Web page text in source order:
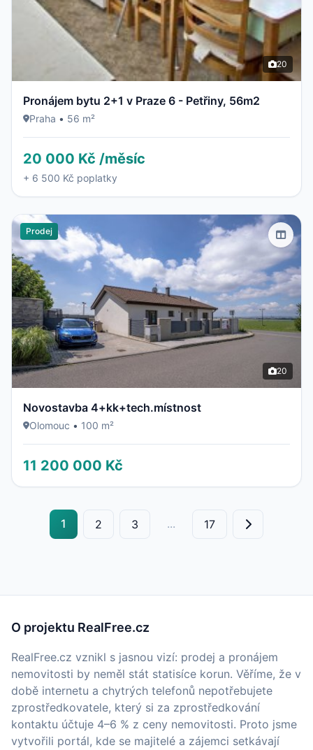
20
Pronájem bytu 2+1 v Praze 6 - Petřiny, 56m2
Praha • 56 m²
20 000 Kč /měsíc
+ 6 500 Kč poplatky
Prodej
20
Novostavba 4+kk+tech.místnost
Olomouc • 100 m²
11 200 000 Kč
1 2 3 ... 17
O projektu RealFree.cz
RealFree.cz vznikl s jasnou vizí: prodej a pronájem
nemovitosti by neměl stát statisíce korun. Věříme, že v
době internetu a chytrých telefonů nepotřebujete
zprostředkovatele, který si za zprostředkování
kontaktu účtuje 4–6 % z ceny nemovitosti. Proto jsme
vytvořili portál, kde se majitelé a zájemci setkávají